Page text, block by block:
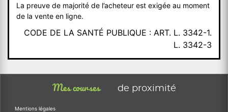
La preuve de majorité de l’acheteur est exigée au moment
de la vente en ligne.
CODE DE LA SANTÉ PUBLIQUE : ART. L. 3342-1.
L. 3342-3
Mes courses de proximité
Mentions légales